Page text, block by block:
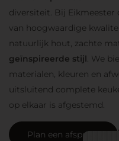
diversiteit. Bij Eikmeester
van hoogwaardige
natuurlijk hout, zachte
geïnspireerde stijl. We
materialen, kleuren en
uitsluitend complete
op elkaar is afgestemd.
Plan een afspraak